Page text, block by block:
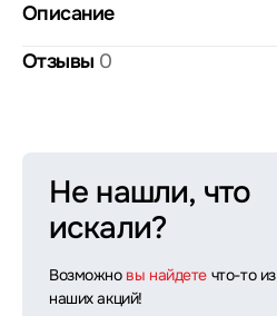
Описание
Отзывы 0
Не нашли, что
искали?
Возможно вы найдете что-то из
наших акций!